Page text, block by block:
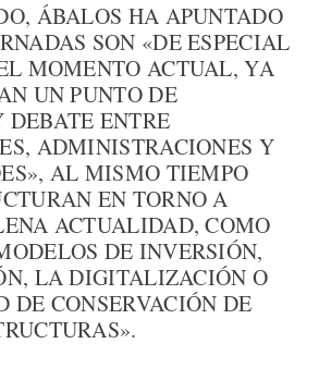
ÁBALOS HA APUNTADO
SON «DE ESPECIAL
MOMENTO ACTUAL, YA
UN PUNTO DE
DEBATE ENTRE
ADMINISTRACIONES Y
AL MISMO TIEMPO
EN TORNO A
ACTUALIDAD, COMO
DE INVERSIÓN,
LA DIGITALIZACIÓN O
DE CONSERVACIÓN DE